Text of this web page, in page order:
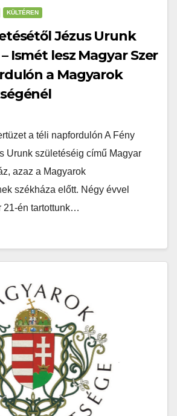
KÜLTÉREN
Jézus Urunk
Ismét lesz Magyar Szer
a Magyarok
a téli napfordulón A Fény
Urunk születéséig című Magyar
azaz a Magyarok
székháza előtt. Négy évvel
21-én tartottunk…